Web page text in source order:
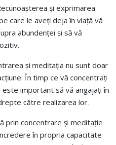
și exprimarea
care le aveți deja în viață vă
abundenței și să vă
și meditația nu sunt doar
În timp ce vă concentrați
important să vă angajați în
către realizarea lor.
prin concentrare și meditație
în propria capacitate